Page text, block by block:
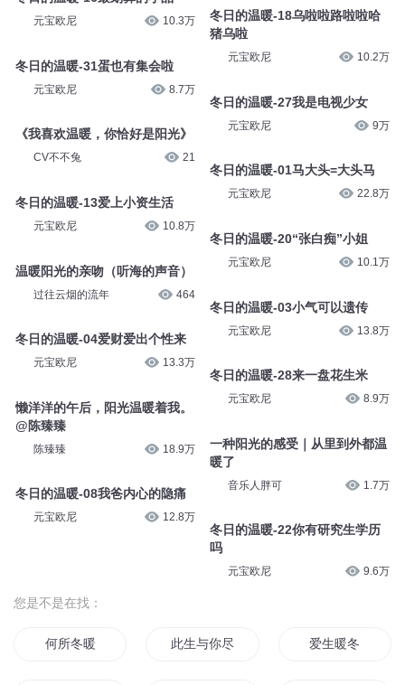
元宝欧尼 10.3万
冬日的温暖-31蛋也有集会啦
元宝欧尼 8.7万
《我喜欢温暖，你恰好是阳光》
CV不不兔 21
冬日的温暖-13爱上小资生活
元宝欧尼 10.8万
温暖阳光的亲吻（听海的声音）
过往云烟的流年 464
冬日的温暖-04爱财爱出个性来
元宝欧尼 13.3万
懒洋洋的午后，阳光温暖着我。
@陈臻臻
陈臻臻 18.9万
冬日的温暖-08我爸内心的隐痛
元宝欧尼 12.8万
冬日的温暖-18乌啦啦路啦啦哈
猪乌啦
元宝欧尼 10.2万
冬日的温暖-27我是电视少女
元宝欧尼 9万
冬日的温暖-01马大头=大头马
元宝欧尼 22.8万
冬日的温暖-20“张白痴”小姐
元宝欧尼 10.1万
冬日的温暖-03小气可以遗传
元宝欧尼 13.8万
冬日的温暖-28来一盘花生米
元宝欧尼 8.9万
一种阳光的感受｜从里到外都温
暖了
音乐人胖可 1.7万
冬日的温暖-22你有研究生学历
吗
元宝欧尼 9.6万
您是不是在找：
何所冬暖 此生与你尽温暖 爱生暖冬